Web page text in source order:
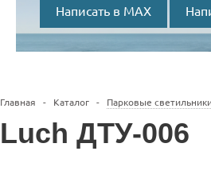
Написать в MAX
Главная - Каталог - Парковые
Luch ДТУ-006